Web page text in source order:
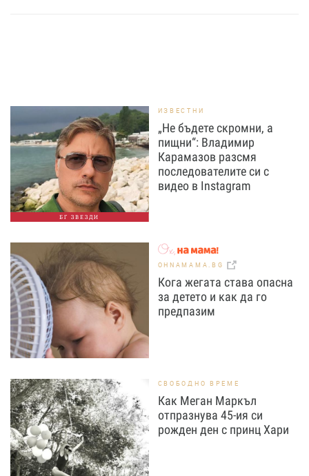
БГ ЗВЕЗДИ
ИЗВЕСТНИ
„Не бъдете скромни, а
пищни“: Владимир
Карамазов разсмя
последователите си с
видео в Instagram
OHNAMAMA.BG
Кога жегата става опасна
за детето и как да го
предпазим
СВОБОДНО ВРЕМЕ
Как Меган Маркъл
отпразнува 45-ия си
рожден ден с принц Хари